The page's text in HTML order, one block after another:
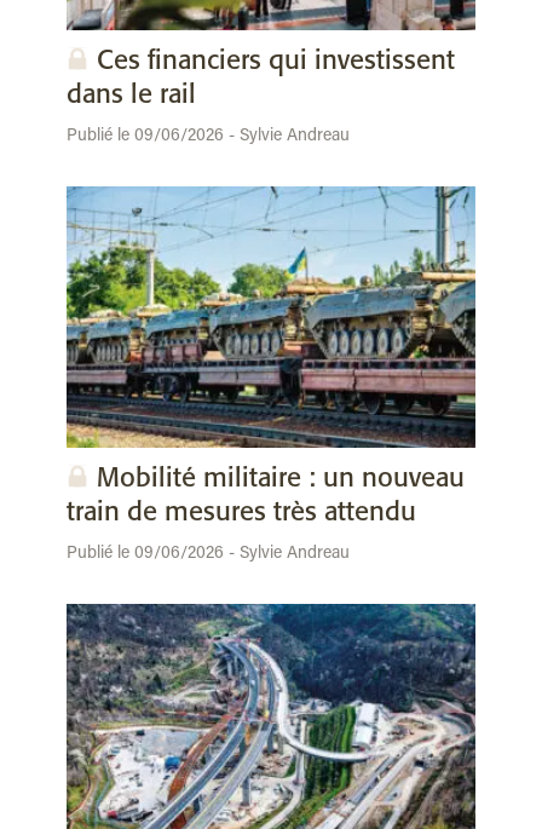
Ces financiers qui investissent
dans le rail
Publié le 09/06/2026 - Sylvie Andreau
Mobilité militaire : un nouveau
train de mesures très attendu
Publié le 09/06/2026 - Sylvie Andreau